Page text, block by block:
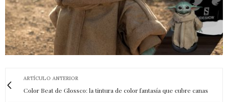
ARTÍCULO ANTERIOR
Color Beat de Glossco: la tintura de color fantasía que cubre canas